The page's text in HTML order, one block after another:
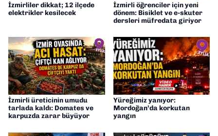
İzmirliler dikkat; 12 ilçede
elektrikler kesilecek
İzmirli öğrenciler için yeni
dönem: Bisiklet ve e-skuter
dersleri müfredata giriyor
İzmirli üreticinin umudu
tarlada kaldı: Domates ve
karpuzda zarar büyüyor
Yüreğimiz yanıyor:
Mordoğan’da korkutan
yangın